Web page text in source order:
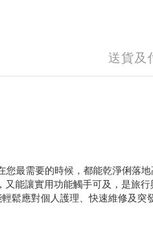
送貨及
最需要的時候，都能乾淨俐落地
能讓實用功能觸手可及，是旅行
應對個人護理、快速維修及突